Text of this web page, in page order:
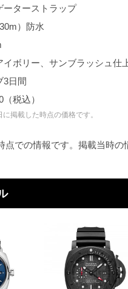
ーターストラップ
）防水
イボリー、サンブラッシュ仕
3日間
税込）
掲載した時点の価格です。
点での情報です。掲載当時の